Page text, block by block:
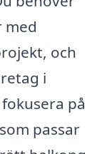
med
och
i
på
passar